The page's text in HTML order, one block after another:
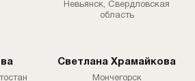
Невьянск, Свердловская
область
Светлана Храмайкова
Мончегорск